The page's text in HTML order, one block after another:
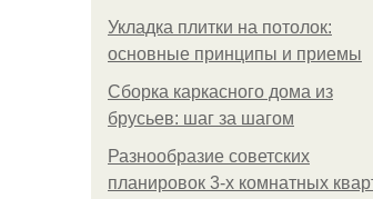
Укладка плитки на потолок:
основные принципы и приемы
Сборка каркасного дома из
брусьев: шаг за шагом
Разнообразие советских
планировок 3-х комнатных